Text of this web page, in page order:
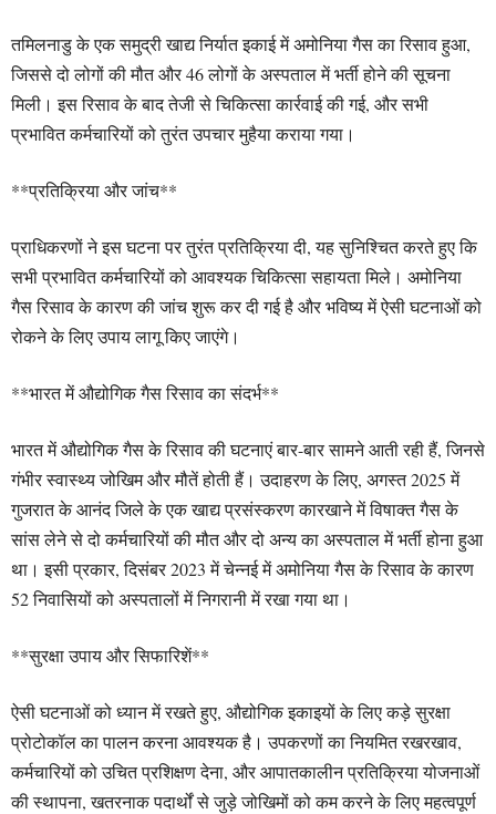
तमिलनाडु के एक समुद्री खाद्य निर्यात इकाई में अमोनिया गैस का रिसाव हुआ,
जिससे दो लोगों की मौत और 46 लोगों के अस्पताल में भर्ती होने की सूचना
मिली। इस रिसाव के बाद तेजी से चिकित्सा कार्रवाई की गई, और सभी
प्रभावित कर्मचारियों को तुरंत उपचार मुहैया कराया गया।
**प्रतिक्रिया और जांच**
प्राधिकरणों ने इस घटना पर तुरंत प्रतिक्रिया दी, यह सुनिश्चित करते हुए कि
सभी प्रभावित कर्मचारियों को आवश्यक चिकित्सा सहायता मिले। अमोनिया
गैस रिसाव के कारण की जांच शुरू कर दी गई है और भविष्य में ऐसी घटनाओं को
रोकने के लिए उपाय लागू किए जाएंगे।
**भारत में औद्योगिक गैस रिसाव का संदर्भ**
भारत में औद्योगिक गैस के रिसाव की घटनाएं बार-बार सामने आती रही हैं, जिनसे
गंभीर स्वास्थ्य जोखिम और मौतें होती हैं। उदाहरण के लिए, अगस्त 2025 में
गुजरात के आनंद जिले के एक खाद्य प्रसंस्करण कारखाने में विषाक्त गैस के
सांस लेने से दो कर्मचारियों की मौत और दो अन्य का अस्पताल में भर्ती होना हुआ
था। इसी प्रकार, दिसंबर 2023 में चेन्नई में अमोनिया गैस के रिसाव के कारण
52 निवासियों को अस्पतालों में निगरानी में रखा गया था।
**सुरक्षा उपाय और सिफारिशें**
ऐसी घटनाओं को ध्यान में रखते हुए, औद्योगिक इकाइयों के लिए कड़े सुरक्षा
प्रोटोकॉल का पालन करना आवश्यक है। उपकरणों का नियमित रखरखाव,
कर्मचारियों को उचित प्रशिक्षण देना, और आपातकालीन प्रतिक्रिया योजनाओं
की स्थापना, खतरनाक पदार्थों से जुड़े जोखिमों को कम करने के लिए महत्वपूर्ण